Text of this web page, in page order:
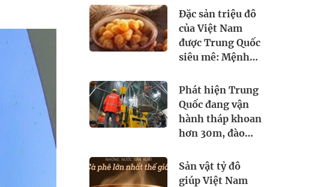
Vietnam 2026
Đặc sản triệu đô
của Việt Nam
được Trung Quốc
siêu mê: Mệnh
giả chi quả', lên
cả máy bay đi
quốc tế
Phát hiện Trung
Quốc đang vận
hành tháp khoan
hơn 30m, đào
thứ cả thế giới
khao khát
Sản vật tỷ đô
giúp Việt Nam